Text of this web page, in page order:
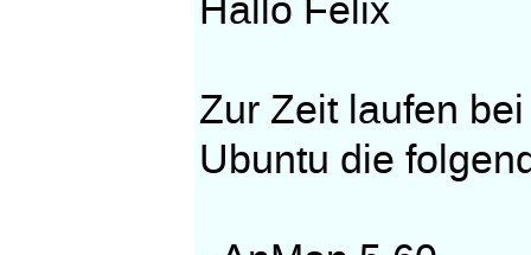
Hallo Felix
Zur Zeit laufen
Ubuntu die